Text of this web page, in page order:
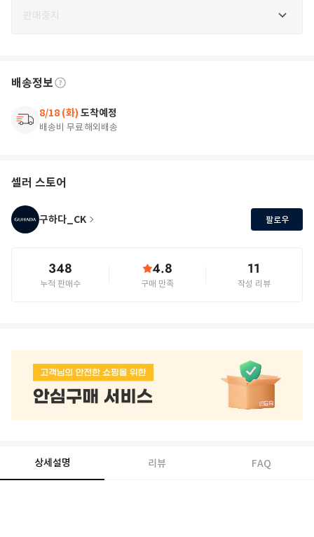
판매중지
배송정보
8/18 (화) 도착예정
배송비 무료해외배송
셀러 스토어
구하다_CK 팔로우
348
누적 판매수
4.8
구매 만족
11
작성 리뷰
상세설명 리뷰 FAQ